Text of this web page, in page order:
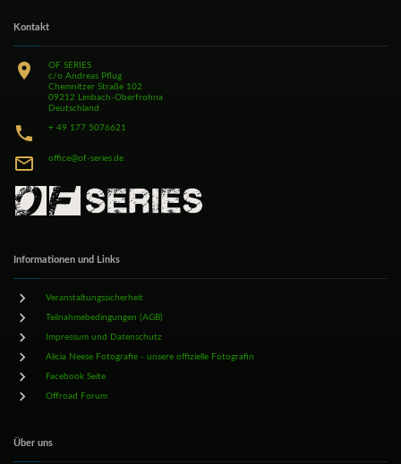
Kontakt
OF SERIES
c/o Andreas Pflug
Chemnitzer Straße 102
09212 Limbach-Oberfrohna
Deutschland
+ 49 177 5076621
office@of-series.de
Informationen und Links
Veranstaltungssicherheit
Teilnahmebedingungen (AGB)
Impressum und Datenschutz
Alicia Neese Fotografie - unsere offizielle Fotografin
Facebook Seite
Offroad Forum
Über uns